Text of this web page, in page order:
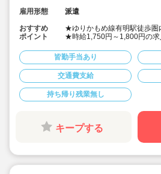
雇用形態
派遣
おすすめ
ポイント
★ゆりかもめ線有明駅徒歩圏
★時給1,750円～1,800円の求
★弊社は自社保育園も運営♪
す！
★職員給食も提供あるので、
皆勤手当あり
交通費支給
持ち帰り残業無し
キープする